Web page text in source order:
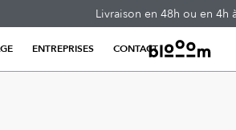
Livraison en 48h ou en 4h
ENTREPRISES CONTACT